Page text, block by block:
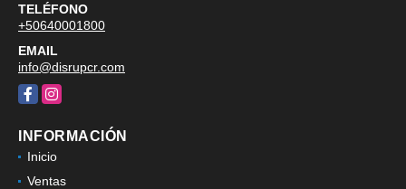
TELÉFONO
+50640001800
EMAIL
info@disrupcr.com
FacebookInstagram
INFORMACIÓN
Inicio
Ventas